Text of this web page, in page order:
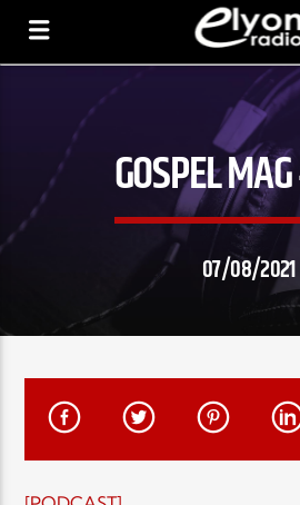
RADIO ELYON
POSITIVE ET
EN CE MOMENT
GOSPEL
07/08/2021